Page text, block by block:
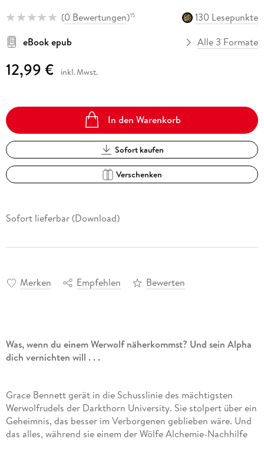
(0 Bewertungen)15
130 Lesepunkte
eBook epub
Alle 3 Formate
12,99 € inkl. Mwst.
In den Warenkorb
Sofort kaufen
Verschenken
Sofort lieferbar (Download)
Merken Empfehlen Bewerten
Was, wenn du einem Werwolf näherkommst? Und sein Alpha
dich vernichten will . . .
Grace Bennett gerät in die Schusslinie des mächtigsten
Werwolfrudels der Darkthorn University. Sie stolpert über ein
Geheimnis, das besser im Verborgenen geblieben wäre. Und
das alles, während sie einem der Wölfe Alchemie-Nachhilfe